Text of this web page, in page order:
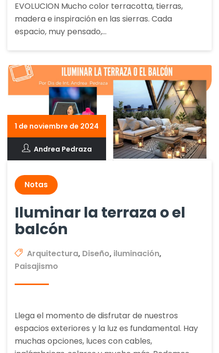
EVOLUCION Mucho color terracotta, tierras,
madera e inspiración en las sierras. Cada
espacio, muy pensado,…
1 de noviembre de 2024
Andrea Pedraza
Notas
Iluminar la terraza o el
balcón
Arquitectura, Diseño, iluminación,
Paisajismo
Llega el momento de disfrutar de nuestros
espacios exteriores y la luz es fundamental. Hay
muchas opciones, luces con cables,